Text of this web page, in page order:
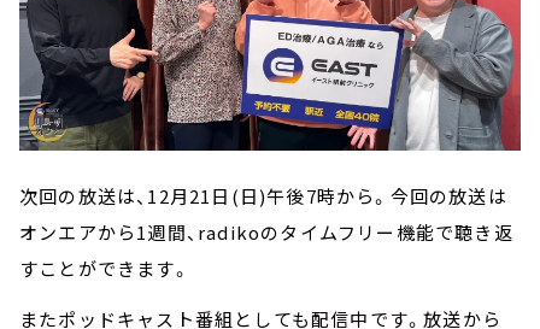
次回の放送は、12月21日(日)午後7時から。今回の放送は
オンエアから1週間、radikoのタイムフリー機能で聴き返
すことができます。
またポッドキャスト番組としても配信中です。放送から